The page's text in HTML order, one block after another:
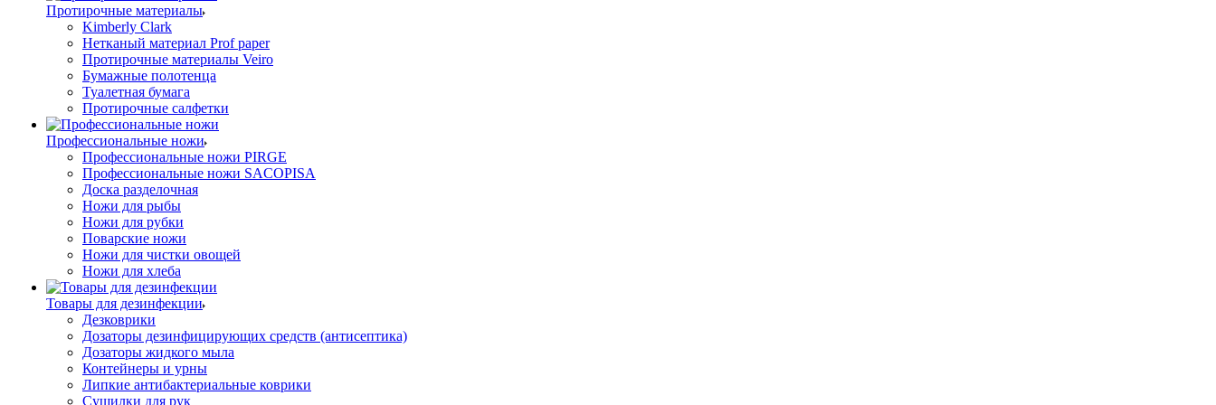
Протирочные материалы
Kimberly Clark
Нетканый материал Prof paper
Протирочные материалы Veiro
Бумажные полотенца
Туалетная бумага
Протирочные салфетки
Профессиональные ножи
Профессиональные ножи PIRGE
Профессиональные ножи SACOPISA
Доска разделочная
Ножи для рыбы
Ножи для рубки
Поварские ножи
Ножи для чистки овощей
Ножи для хлеба
Товары для дезинфекции
Дезковрики
Дозаторы дезинфицирующих средств (антисептика)
Дозаторы жидкого мыла
Контейнеры и урны
Липкие антибактериальные коврики
Сушилки для рук